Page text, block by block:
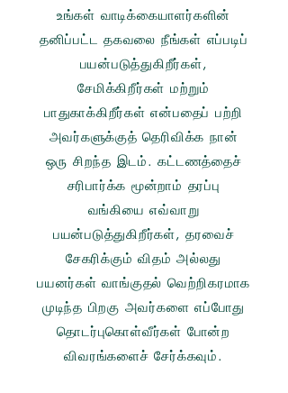
உங்கள் வாடிக்கையாளர்களின்
தனிப்பட்ட தகவலை நீங்கள் எப்படிப்
பயன்படுத்துகிறீர்கள்,
சேமிக்கிறீர்கள் மற்றும்
பாதுகாக்கிறீர்கள் என்பதைப் பற்றி
அவர்களுக்குத் தெரிவிக்க நான்
ஒரு சிறந்த இடம். கட்டணத்தைச்
சரிபார்க்க மூன்றாம் தரப்பு
வங்கியை எவ்வாறு
பயன்படுத்துகிறீர்கள், தரவைச்
சேகரிக்கும் விதம் அல்லது
பயனர்கள் வாங்குதல் வெற்றிகரமாக
முடிந்த பிறகு அவர்களை எப்போது
தொடர்புகொள்வீர்கள் போன்ற
விவரங்களைச் சேர்க்கவும்.